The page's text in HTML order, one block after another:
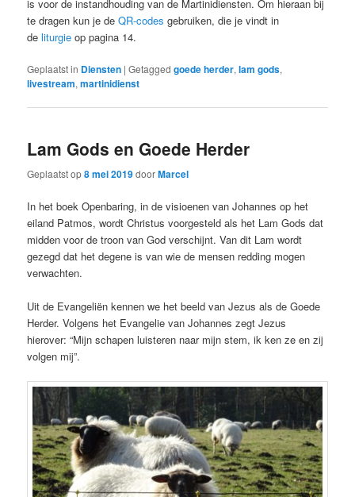
is voor de instandhouding van de Martinidiensten. Om hieraan bij
te dragen kun je deQR-codes gebruiken, die je vindt in
deliturgie op pagina 14.
Geplaatst in Diensten |Getagged goede herder,lam gods,
livestream,martinidienst
Lam Gods en Goede Herder
Geplaatst op8 mei 2019doorMarcel
In het boek Openbaring, in de visioenen van Johannes op het
eiland Patmos, wordt Christus voorgesteld als het Lam Gods dat
midden voor de troon van God verschijnt. Van dit Lam wordt
gezegd dat het degene is van wie de mensen redding mogen
verwachten.
Uit de Evangeliën kennen we het beeld van Jezus als de Goede
Herder. Volgens het Evangelie van Johannes zegt Jezus
hierover: “Mijn schapen luisteren naar mijn stem, ik ken ze en zij
volgen mij”.